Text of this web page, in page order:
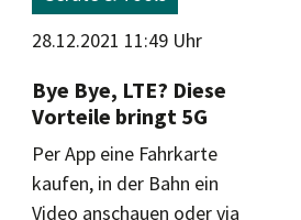
28.12.2021 11:49 Uhr
Bye Bye, LTE? Diese
Vorteile bringt 5G
Per App eine Fahrkarte
kaufen, in der Bahn ein
Video anschauen oder via